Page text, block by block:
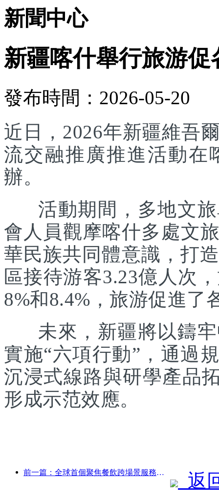
新聞中心
新疆喀什舉行旅游
發布時間：2026-05-20
近日，2026年新疆維吾
流交融推廣推進活動在
辦。
活動期間，多地文旅
會人員觀摩喀什多處文
華民族共同體意識，打
區接待游客3.23億人次
8%和8.4%，旅游促進了
未來，新疆將以鑄牢
實施“六項行動”，通過
沉浸式線路與研學產品
形成示范效應。
前一篇：全球首個聚焦餐飲跨場景服務的人形機器人發布 返